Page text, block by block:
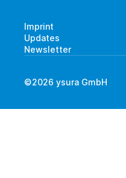
Imprint
Updates
Newsletter
©2026 ysura GmbH